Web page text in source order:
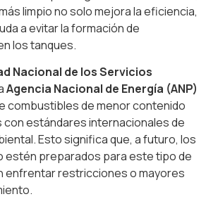
limpio no solo mejora la eficiencia,
a evitar la formación de
los tanques.
Nacional de los Servicios
Agencia Nacional de Energía (ANP)
combustibles de menor contenido
con estándares internacionales de
Esto significa que, a futuro, los
estén preparados para este tipo de
enfrentar restricciones o mayores